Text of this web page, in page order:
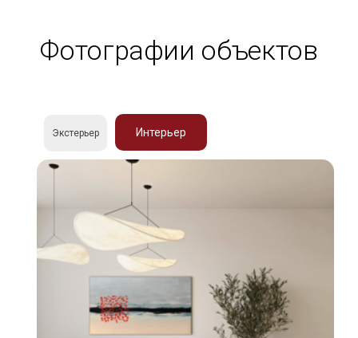
Фотографии объектов
Экстерьер Интерьер